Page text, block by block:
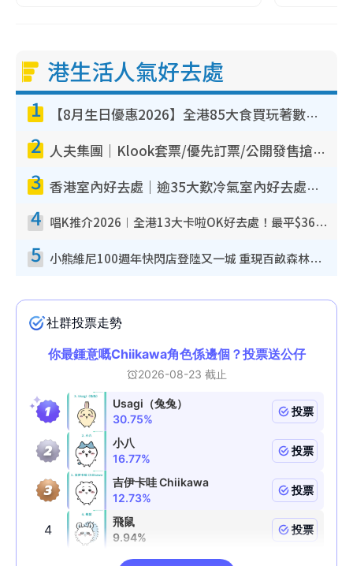
港生活人氣好去處
1 【8月生日優惠2026】全港85大食買玩著數攻略 自助餐/火鍋放題同行免費＋誠品/DONKI送現金券
2 人夫集團｜Klook套票/優先訂票/公開發售搶飛攻略！附票價.購票連結.場地座位表
3 香港室內好去處｜逾35大歎冷氣室內好去處推介 室內活動免費避雨無懼落雨
4 唱K推介2026︱全港13大卡啦OK好去處！最平$36起 日文K都有！(附地址+收費詳情)
5 小熊維尼100週年快閃店登陸又一城 重現百畝森林經典場景／獨家限定盲盒登場／專屬DIY香水